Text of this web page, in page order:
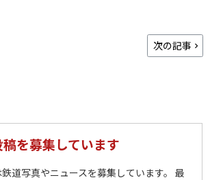
次の記事
を募集しています
道写真やニュースを募集しています。 最